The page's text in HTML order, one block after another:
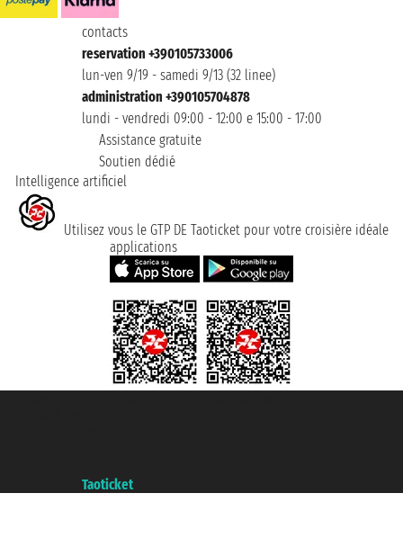
contacts
reservation +390105733006
lun-ven 9/19 - samedi 9/13 (32 linee)
administration +390105704878
lundi - vendredi 09:00 - 12:00 e 15:00 - 17:00
Assistance gratuite
Soutien dédié
Intelligence artificiel
Utilisez vous le GTP DE Taoticket pour votre croisière idéale
applications
Taoticket